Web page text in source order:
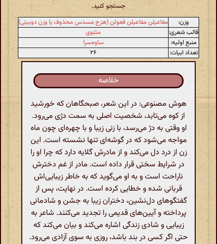
جستجو کنید.
وزن:
مفاعیلن مفاعیلن فعولن (هزج مسدس محذوف یا وزن دوبیتی)
قالب شعری:
مثنوی
منبع اولیه:
ساوه‌سرا
تعداد ابیات:
۲۶
خلاصه
هوش مصنوعی: در این شعر، صبحگاهان که خورشید
از کوه می‌تابد، شخصیت اصلی به سمت دژی می‌رود.
او وقتی به دژ می‌رسد، با زنی زیبا و با چهره‌ای چون ماه
مواجه می‌شود که در گوشه‌ای تنها نشسته است. این
زن از درد دل می‌کند و از مادرش گلایه دارد که چرا او را
در شرایط سختی قرار داده است. مادر از غم دخترش
ناراحت است و به او می‌گوید که به خاطر زیبایی‌اش
قربانی شده و خطایی کرده است. در نهایت، پس از
گفتگوهای دل‌نشین، دختران زیبا به جشن و شادمانی
پرداخته و آیین‌های قدیمی را تجدید می‌کنند. شاعر به
زیبایی و شادی زندگی اشاره می‌کند و بیان می‌کند که
حتی اگر کسی در بند باشد، روزی به سوی آزادی می‌رود.